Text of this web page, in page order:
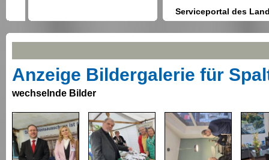
Serviceportal des
Berlin
Anmeldung bei Ämtern usw.
Anzeige Bildergalerie für
wechselnde Bilder